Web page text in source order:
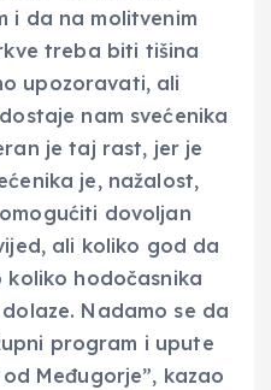
i da na molitvenim
treba biti tišina
upozoravati, ali
nam svećenika
je taj rast, jer je
je, nažalost,
dovoljan
ali koliko god da
koliko hodočasnika
Nadamo se da
program i upute
Međugorje”, kazao